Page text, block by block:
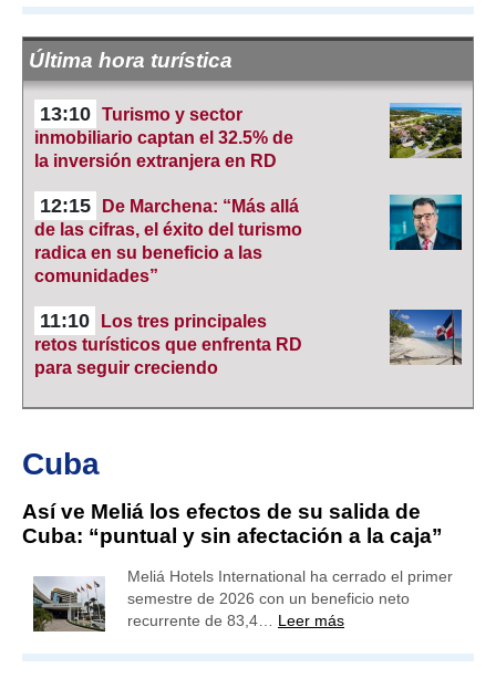
Última hora turística
13:10 Turismo y sector
inmobiliario captan el 32.5% de
la inversión extranjera en RD
12:15
De Marchena: “Más allá
de las cifras, el éxito del turismo
radica en su beneficio a las
comunidades”
11:10
Los tres principales
retos turísticos que enfrenta RD
para seguir creciendo
Cuba
Así ve Meliá los efectos de su salida de
Cuba: “puntual y sin afectación a la caja”
Meliá Hotels International ha cerrado el primer
semestre de 2026 con un beneficio neto
recurrente de 83,4… Leer más